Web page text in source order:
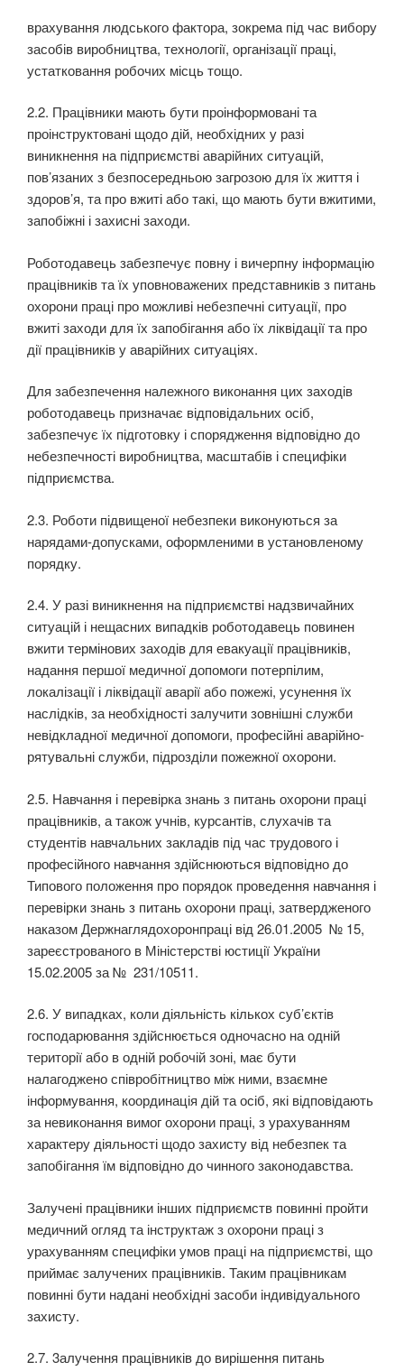
врахування людського фактора, зокрема під час вибору
засобів виробництва, технології, ор­ганізації праці,
устатковання робочих місць тощо.
2.2. Працівники мають бути проінформовані та
проінструктовані щодо дій, необхідних у разі
виникнення на підприємстві аварійних ситуацій,
пов’язаних з безпосередньою загрозою для їх життя і
здоров’я, та про вжиті або такі, що мають бути вжитими,
запобіжні і захисні заходи.
Роботодавець забезпечує повну і вичерпну інформацію
працівників та їх уповноважених пред­ставників з питань
охорони праці про можливі небезпечні ситуації, про
вжиті заходи для їх запо­бігання або їх ліквідації та про
дії працівників у аварійних ситуаціях.
Для забезпечення належного виконання цих заходів
роботодавець призначає відповідальних осіб,
забезпечує їх підготовку і спорядження відповідно до
небезпечності виробництва, масштабів і специфіки
підприємства.
2.3. Роботи підвищеної небезпеки виконуються за
нарядами-допусками, оформленими в установленому
порядку.
2.4. У разі виникнення на підприємстві надзвичайних
ситуацій і нещасних випадків роботода­вець повинен
вжити термінових заходів для евакуації працівників,
надання першої медичної до­помоги потерпілим,
локалізації і ліквідації аварії або пожежі, усунення їх
наслідків, за необхідності залучити зовнішні служби
невідкладної медичної допомоги, професійні аварійно-
рятувальні служби, підрозділи пожежної охорони.
2.5. Навчання і перевірка знань з питань охорони праці
працівників, а також учнів, курсантів, слухачів та
студентів навчальних закладів під час трудового і
професійного навчання здійснюються відповідно до
Типового положення про порядок проведення навчання і
перевірки знань з питань охорони праці, затвердженого
наказом Держнаглядохоронпраці від 26.01.2005 № 15,
зареєстро­ваного в Міністерстві юстиції України
15.02.2005 за № 231/10511.
2.6. У випадках, коли діяльність кількох суб’єктів
господарювання здійснюється одночасно на одній
території або в одній робочій зоні, має бути
налагоджено співробітництво між ними, вза­ємне
інформування, координація дій та осіб, які відповідають
за невиконання вимог охорони праці, з урахуванням
характеру діяльності щодо захисту від небезпек та
запобігання їм відповідно до чинного законодавства.
Залучені працівники інших підприємств повинні пройти
медичний огляд та інструктаж з охо­рони праці з
урахуванням специфіки умов праці на підприємстві, що
приймає залучених праців­ників. Таким працівникам
повинні бути надані необхідні засоби індивідуального
захисту.
2.7. 3алучення працівників до вирішення питань